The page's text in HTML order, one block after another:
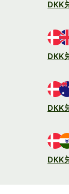
DKK
DKK
DKK
DKK